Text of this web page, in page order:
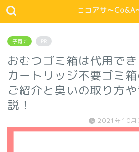
ココアサ～Co&A
子育て PR
おむつゴミ箱は代用で
カートリッジ不要ゴミ
ご紹介と臭いの取り方
説！
2021年10月